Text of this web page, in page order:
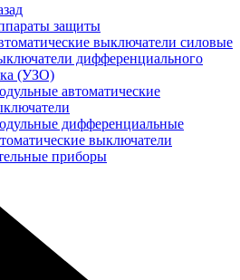
защиты
выключатели силовые
дифференциального
(УЗО)
автоматические
дифференциальные
выключатели
приборы